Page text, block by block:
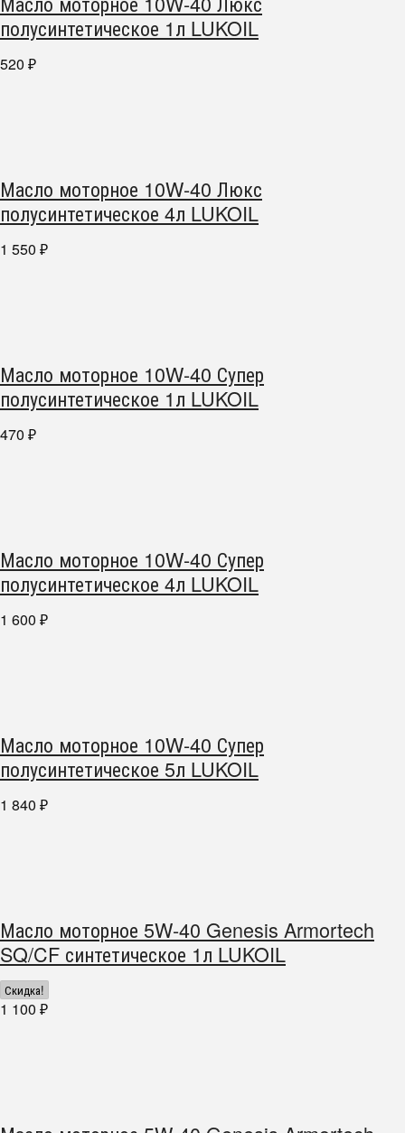
полусинтетическое 1л LUKOIL
520 ₽
Масло моторное 10W-40 Люкс
полусинтетическое 4л LUKOIL
1 550 ₽
Масло моторное 10W-40 Супер
полусинтетическое 1л LUKOIL
470 ₽
Масло моторное 10W-40 Супер
полусинтетическое 4л LUKOIL
1 600 ₽
Масло моторное 10W-40 Супер
полусинтетическое 5л LUKOIL
1 840 ₽
Масло моторное 5W-40 Genesis Armortech
SQ/CF синтетическое 1л LUKOIL
Скидка!
1 100 ₽